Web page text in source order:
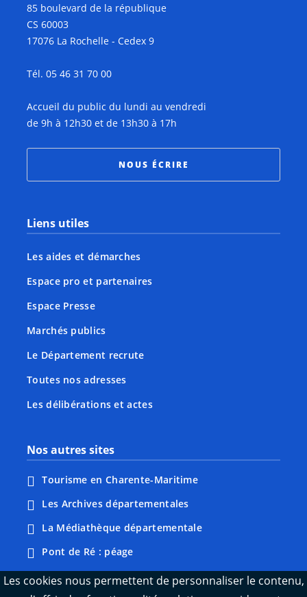
85 boulevard de la république
CS 60003
17076 La Rochelle - Cedex 9
Tél. 05 46 31 70 00
Accueil du public du lundi au vendredi
de 9h à 12h30 et de 13h30 à 17h
NOUS ÉCRIRE
Liens utiles
Les aides et démarches
Espace pro et partenaires
Espace Presse
Marchés publics
Le Département recrute
Toutes nos adresses
Les délibérations et actes
Nos autres sites
Tourisme en Charente-Maritime
Les Archives départementales
La Médiathèque départementale
Pont de Ré : péage
Webcams : Ré info trafic
Les cookies nous permettent de personnaliser le contenu,